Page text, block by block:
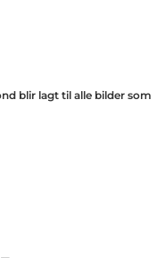
blir lagt til alle bilder som